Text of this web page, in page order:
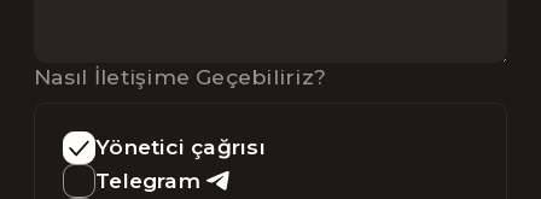
Nasıl İletişime Geçebiliriz?
Yönetici çağrısı
Telegram